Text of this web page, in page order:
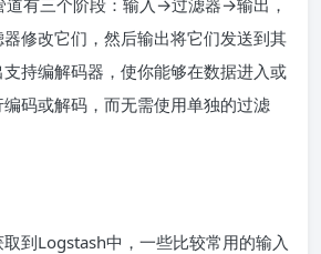
道有三个阶段：输入→过滤器→输出，
修改它们，然后输出将它们发送到其
持编解码器，使你能够在数据进入或
码或解码，而无需使用单独的过滤
到Logstash中，一些比较常用的输入